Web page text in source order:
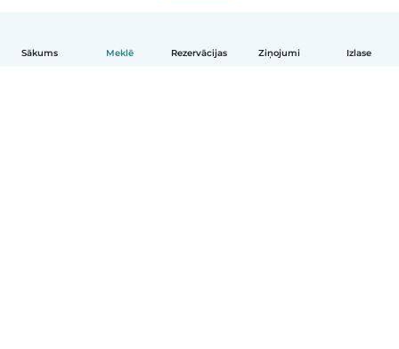
Sākums Meklē Rezervācijas Ziņojumi Izlase